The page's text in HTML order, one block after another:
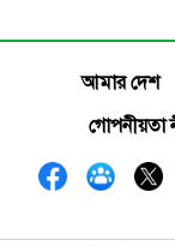
আমার দেশ
গোপনীয়তা